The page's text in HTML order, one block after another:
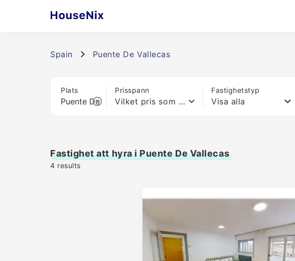
Spain Puente De Vallecas
Plats Prisspann
Vilket pris som helst
Fastighetstyp
Visa alla
Fastighet att hyra i Puente De Vallecas
4 results